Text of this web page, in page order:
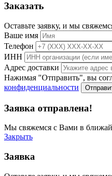
Заказать
Оставьте заявку, и мы
Ваше имя
Телефон
ИНН
Адрес доставки
Нажимая "Отправить", вы
конфиденциальности
Заявка отправлена!
Мы свяжемся с Вами в
Закрыть
Заявка